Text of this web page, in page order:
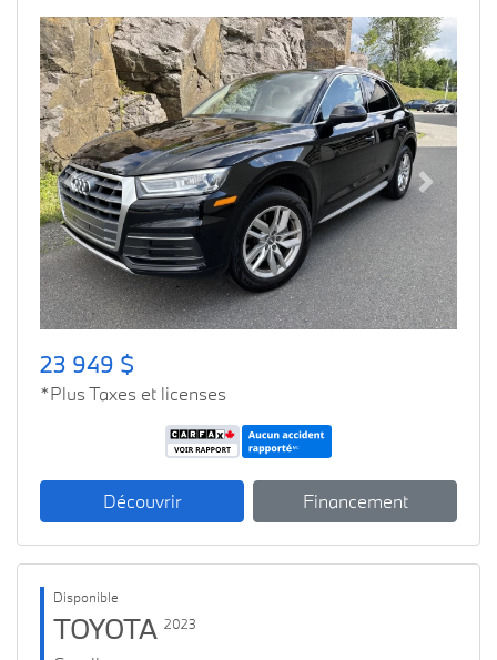
Previous Next
23 949 $
*Plus Taxes et licenses
Découvrir Financement
Disponible
TOYOTA 2023